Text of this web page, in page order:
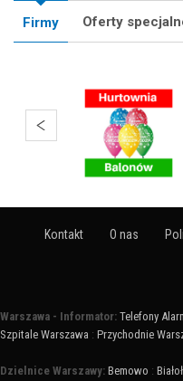
Firmy Oferty
Kontakt O nas
Warszawa - Informator: Telefony
Szpitale Warszawa : Przychodnie
Dzielnice Warszawy: Bemowo :